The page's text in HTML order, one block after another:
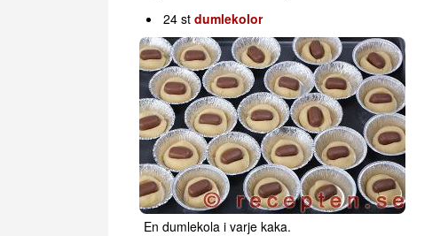
24 stdumlekolor
En dumlekola i varje kaka.